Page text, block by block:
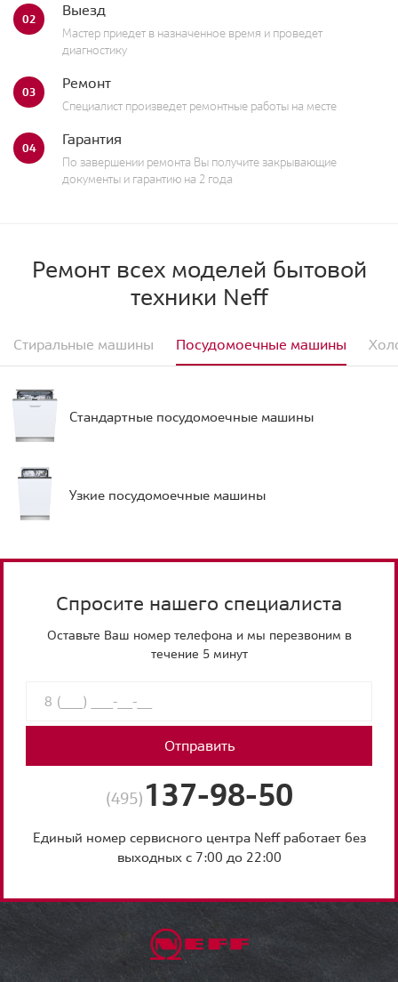
02 Выезд
Мастер приедет в назначенное время и проведет
диагностику
03 Ремонт
Специалист произведет ремонтные работы на месте
04 Гарантия
По завершении ремонта Вы получите закрывающие
документы и гарантию на 2 года
Ремонт всех моделей бытовой
техники Neff
Стиральные машины Посудомоечные машины
Стандартные посудомоечные машины
Узкие посудомоечные машины
Спросите нашего специалиста
Оставьте Ваш номер телефона и мы перезвоним в
течение 5 минут
Отправить
(495) 137-98-50
Единый номер сервисного центра Neff работает без
выходных с 7:00 до 22:00